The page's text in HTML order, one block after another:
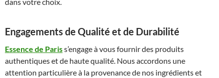
Engagements de Qualité et de Durabilité
Essence de Pariss’engage à vous fournir des produits
authentiques et de haute qualité. Nous accordons une
attention particulière à la provenance de nos ingrédients et